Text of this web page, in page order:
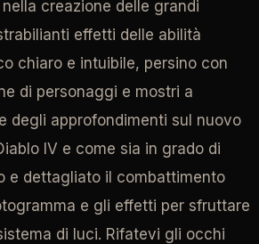
creazione delle grandi
effetti delle abilità
chiaro e intuibile, persino con
di personaggi e mostri a
degli approfondimenti sul nuovo
IV e come sia in grado di
e dettagliato il combattimento
e gli effetti per sfruttare
di luci. Rifatevi gli occhi